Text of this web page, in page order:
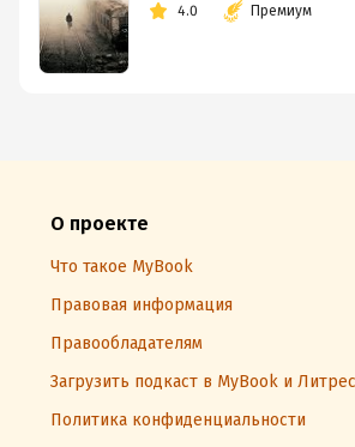
4.0 Премиум
О проекте
Что такое MyBook
Правовая информация
Правообладателям
Загрузить подкаст в MyBook и Литрес
Политика конфиденциальности